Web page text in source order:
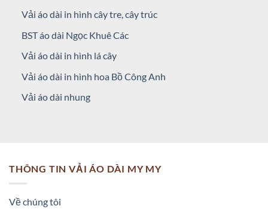
Vải áo dài in hình cây tre, cây trúc
BST áo dài Ngọc Khuê Các
Vải áo dài in hình lá cây
Vải áo dài in hình hoa Bồ Công Anh
Vải áo dài nhung
THÔNG TIN VẢI ÁO DÀI MY MY
Về chúng tôi